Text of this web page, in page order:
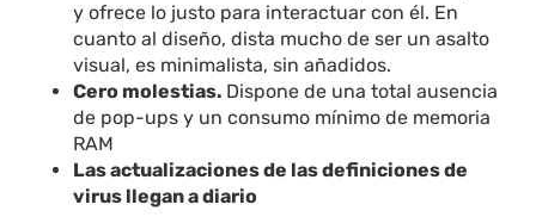
y ofrece lo justo para interactuar con él. En
cuanto al diseño, dista mucho de ser un asalto
visual, es minimalista, sin añadidos.
Cero molestias. Dispone de una total ausencia
de pop-ups y un consumo mínimo de memoria
RAM
Las actualizaciones de las definiciones de
virus llegan a diario